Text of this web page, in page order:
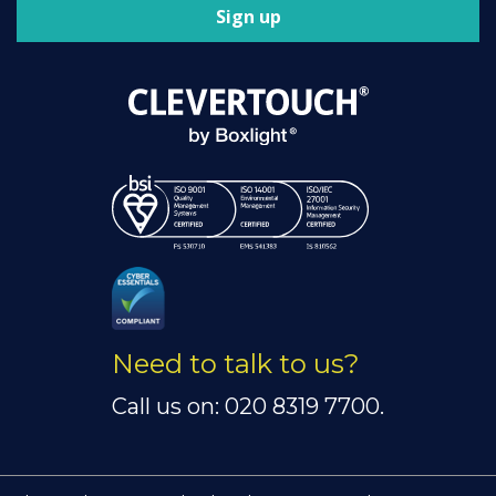
Sign up
Need to talk to us?
Call us on: 020 8319 7700.